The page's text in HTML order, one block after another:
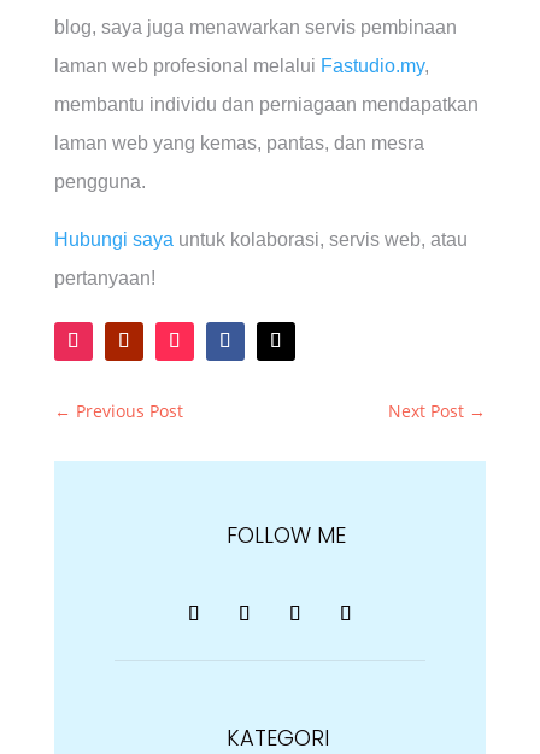
blog, saya juga menawarkan servis pembinaan
laman web profesional melalui Fastudio.my,
membantu individu dan perniagaan mendapatkan
laman web yang kemas, pantas, dan mesra
pengguna.
Hubungi saya untuk kolaborasi, servis web, atau
pertanyaan!
← Previous Post Next Post →
FOLLOW ME
KATEGORI